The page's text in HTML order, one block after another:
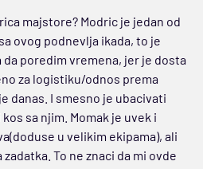
majstore? Modric je jedan od
ovog podnevlja ikada, to je
poredim vremena, jer je dosta
za logistiku/odnos prema
danas. I smesno je ubacivati
sa njim. Momak je uvek i
u velikim ekipama), ali
To ne znaci da mi ovde